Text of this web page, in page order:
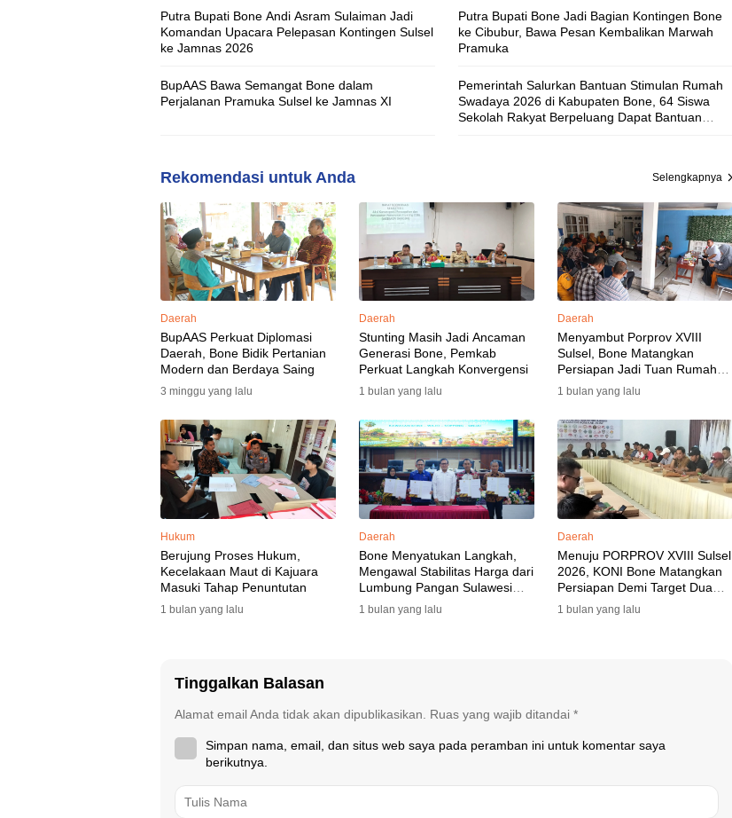
Putra Bupati Bone Andi Asram Sulaiman Jadi
Komandan Upacara Pelepasan Kontingen Sulsel
ke Jamnas 2026
Putra Bupati Bone Jadi Bagian Kontingen Bone
ke Cibubur, Bawa Pesan Kembalikan Marwah
Pramuka
BupAAS Bawa Semangat Bone dalam
Perjalanan Pramuka Sulsel ke Jamnas XI
Pemerintah Salurkan Bantuan Stimulan Rumah
Swadaya 2026 di Kabupaten Bone, 64 Siswa
Sekolah Rakyat Berpeluang Dapat Bantuan
Rekomendasi untuk Anda Selengkapnya
Daerah
BupAAS Perkuat Diplomasi
Daerah, Bone Bidik Pertanian
Modern dan Berdaya Saing
3 minggu yang lalu
Daerah
Stunting Masih Jadi Ancaman
Generasi Bone, Pemkab
Perkuat Langkah Konvergensi
1 bulan yang lalu
Daerah
Menyambut Porprov XVIII
Sulsel, Bone Matangkan
Persiapan Jadi Tuan Rumah
yang Berkesan: Wakil Bupati
Perkuat Koordinasi, Dispora
Targetkan Venue dan
Akomodasi Rampung
1 bulan yang lalu
Hukum
Berujung Proses Hukum,
Kecelakaan Maut di Kajuara
Masuki Tahap Penuntutan
1 bulan yang lalu
Daerah
Bone Menyatukan Langkah,
Mengawal Stabilitas Harga dari
Lumbung Pangan Sulawesi
Selatan
1 bulan yang lalu
Daerah
Menuju PORPROV XVIII Sulsel
2026, KONI Bone Matangkan
Persiapan Demi Target Dua
Besar
1 bulan yang lalu
Tinggalkan Balasan
Alamat email Anda tidak akan dipublikasikan. Ruas yang wajib ditandai *
Simpan nama, email, dan situs web saya pada peramban ini untuk komentar saya
berikutnya.